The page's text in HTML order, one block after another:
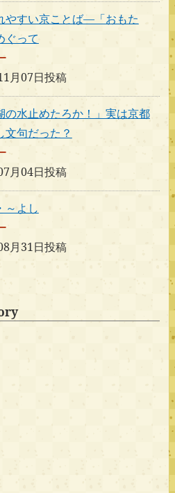
やすい京ことば―「おもた
ぐって
月07日投稿
の水止めたろか！」実は京都
文句だった？
月04日投稿
～よし
月31日投稿